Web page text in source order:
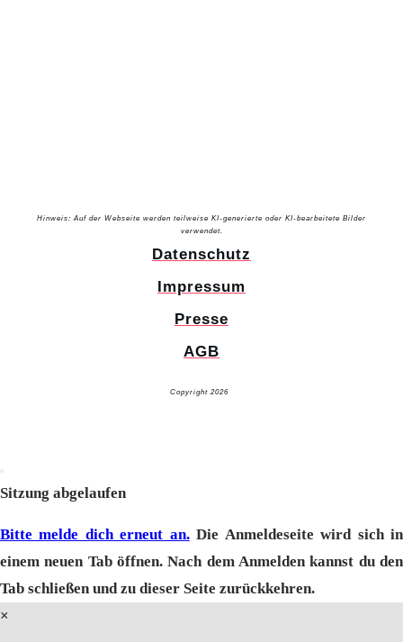
Hinweis: Auf der Webseite werden teilweise KI-generierte oder KI-bearbeitete Bilder
verwendet.
Datenschutz
Impressum
Presse
AGB
Copyright 2026
schließen
Sitzung abgelaufen
Bitte melde dich erneut an.Die Anmeldeseite wird sich in
einem neuen Tab öffnen. Nach dem Anmelden kannst du den
Tab schließen und zu dieser Seite zurückkehren.
×